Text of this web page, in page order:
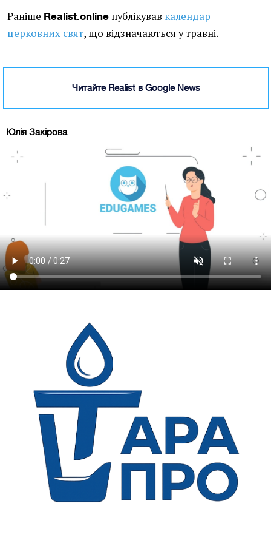
Раніше Realist.online публікував календар
церковних свят, що відзначаються у травні.
Читайте Realist в Google News
Юлія Закірова